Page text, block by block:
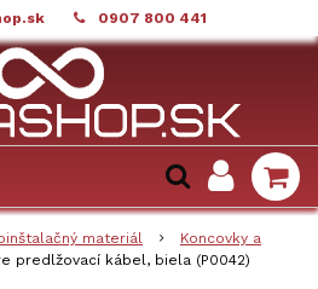
0907 800 441
materiál
Koncovky a
predlžovací kábel, biela (P0042)